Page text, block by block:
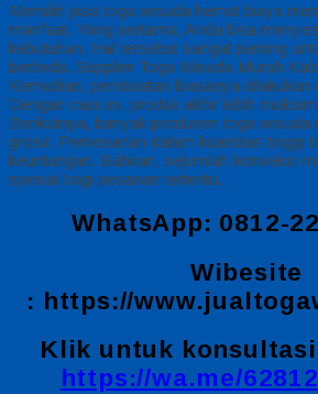
Memilih jasa toga wisuda hemat biaya
manfaat. Yang pertama, Anda bisa
kebutuhan. Hal tersebut sangat penting
berbeda. Supplier Toga Wisuda Murah
Kemudian, pembuatan biasanya dilakukan
Dengan cara ini, produk akhir lebih
Berikutnya, banyak produsen toga wisuda
grosir. Pemesanan dalam kuantitas tinggi
keuntungan. Bahkan, sejumlah konveksi
spesial bagi pesanan tertentu.
WhatsApp: 0812-
Wibesite
: https://
Klik untuk
https://wa.me/